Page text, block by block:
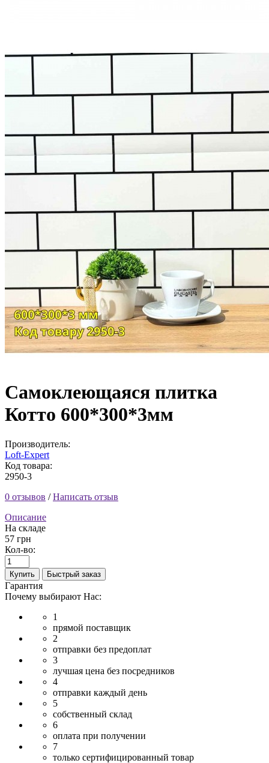
Самоклеющаяся плитка
Котто 600*300*3мм
Производитель:
Loft-Expert
Код товара:
2950-3
0 отзывов /Написать отзыв
Описание
На складе
57 грн
Кол-во:
Купить Быстрый заказ
Гарантия
Почему выбирают Нас:
1
прямой поставщик
2
отправки без предоплат
3
лучшая цена без посредников
4
отправки каждый день
5
собственный склад
6
оплата при получении
7
только сертифицированный товар